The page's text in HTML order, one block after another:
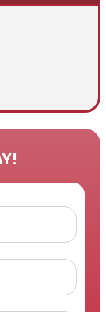
Bài viết hôm